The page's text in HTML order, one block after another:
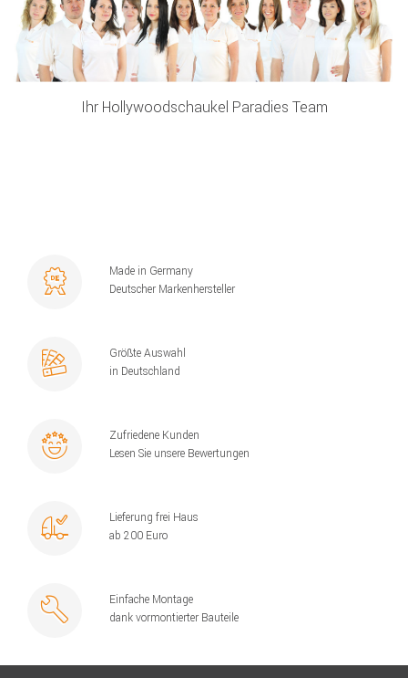
Ihr Hollywoodschaukel Paradies Team
Made in Germany
Deutscher Markenhersteller
Größte Auswahl
in Deutschland
Zufriedene Kunden
Lesen Sie unsere Bewertungen
Lieferung frei Haus
ab 200 Euro
Einfache Montage
dank vormontierter Bauteile